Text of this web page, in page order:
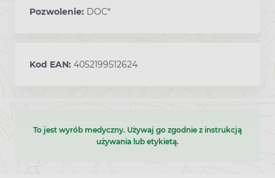
Pozwolenie: DOC*
Kod EAN: 4052199512624
To jest wyrób medyczny. Używaj go zgodnie z instrukcją
używania lub etykietą.